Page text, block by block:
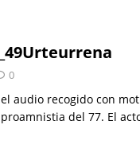
0
audio recogido con
del 77. El